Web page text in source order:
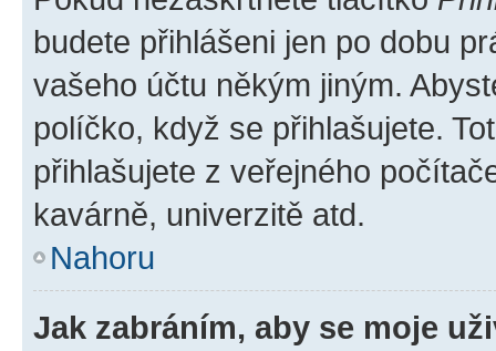
budete přihlášeni jen po dobu
vašeho účtu někým jiným.
políčko, když se přihlašujete.
přihlašujete z veřejného
kavárně, univerzitě atd.
Nahoru
Jak zabráním, aby se moje